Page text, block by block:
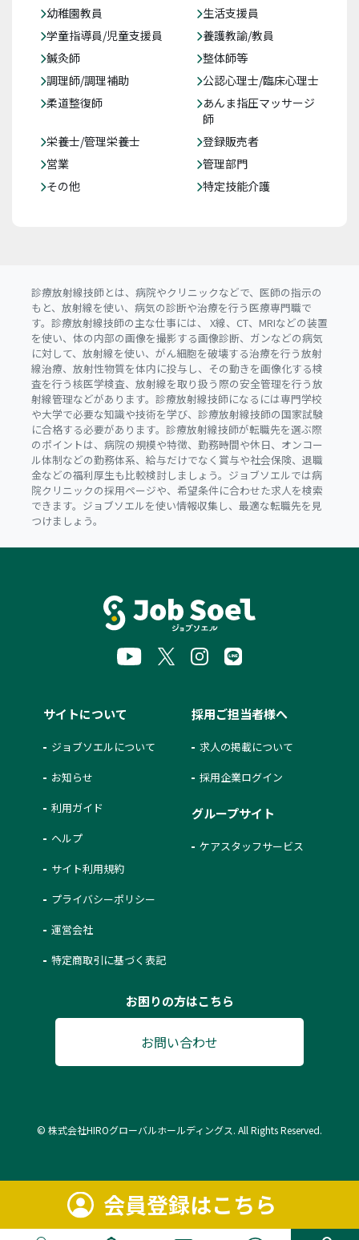
幼稚園教員
生活支援員
学童指導員/児童支援員
養護教諭/教員
鍼灸師
整体師等
調理師/調理補助
公認心理士/臨床心理士
柔道整復師
あんま指圧マッサージ
師
栄養士/管理栄養士
登録販売者
営業
管理部門
その他
特定技能介護
診療放射線技師とは、病院やクリニックなどで、医師の指示の
もと、放射線を使い、病気の診断や治療を行う医療専門職で
す。診療放射線技師の主な仕事には、 X線、CT、MRIなどの装置
を使い、体の内部の画像を撮影する画像診断、ガンなどの病気
に対して、放射線を使い、がん細胞を破壊する治療を行う放射
線治療、放射性物質を体内に投与し、その動きを画像化する検
査を行う核医学検査、放射線を取り扱う際の安全管理を行う放
射線管理などがあります。診療放射線技師になるには専門学校
や大学で必要な知識や技術を学び、診療放射線技師の国家試験
に合格する必要があります。診療放射線技師が転職先を選ぶ際
のポイントは、病院の規模や特徴、勤務時間や休日、オンコー
ル体制などの勤務体系、給与だけでなく賞与や社会保険、退職
金などの福利厚生も比較検討しましょう。ジョブソエルでは病
院クリニックの採用ページや、希望条件に合わせた求人を検索
できます。ジョブソエルを使い情報収集し、最適な転職先を見
つけましょう。
会員登録はこちら
サイトについて
ジョブソエルについて
お知らせ
利用ガイド
ヘルプ
サイト利用規約
プライバシーポリシー
運営会社
特定商取引に基づく表記
採用ご担当者様へ
求人の掲載について
採用企業ログイン
グループサイト
ケアスタッフサービス
お困りの方はこちら
お問い合わせ
© 株式会社HIROグローバルホールディングス. All Rights Reserved.